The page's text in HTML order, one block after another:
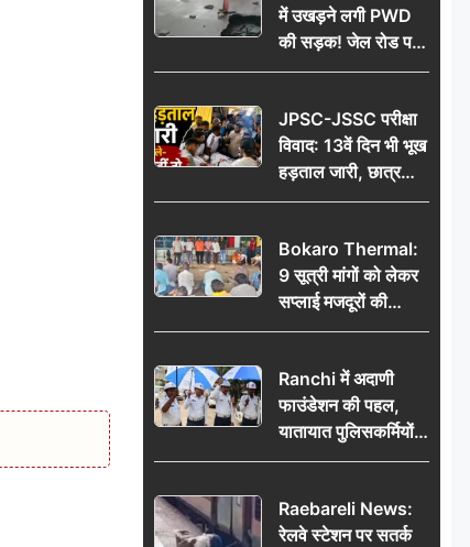
में उखड़ने लगी PWD
की सड़क! जेल रोड पर
गड्ढे ने खोली निर्माण
की उठी मांग
JPSC-JSSC परीक्षा
विवाद: 13वें दिन भी भूख
हड़ताल जारी, छात्र
बोले- जांच नहीं तो
Bokaro Thermal:
9 सूत्री मांगों को लेकर
सप्लाई मजदूरों की
हुंकार, 12 अगस्त के
Ranchi में अदाणी
फाउंडेशन की पहल,
यातायात पुलिसकर्मियों
को वितरित किए गए छाते
Raebareli News:
रेलवे स्टेशन पर सतर्क